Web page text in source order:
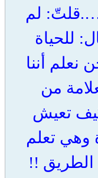
لم
للحياة
نعلم أننا
من
تعيش
وهي تعلم
الطريق !!